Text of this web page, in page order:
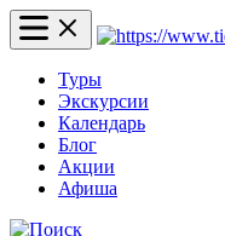
Туры
Экскурсии
Календарь
Блог
Акции
Афиша